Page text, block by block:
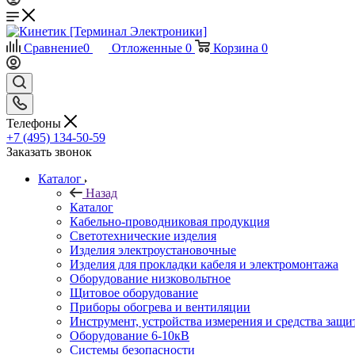
Сравнение0 Отложенные 0 Корзина 0
Телефоны
+7 (495) 134-50-59
Заказать звонок
Каталог
Назад
Каталог
Кабельно-проводниковая продукция
Светотехнические изделия
Изделия электроустановочные
Изделия для прокладки кабеля и электромонтажа
Оборудование низковольтное
Щитовое оборудование
Приборы обогрева и вентиляции
Инструмент, устройства измерения и средства
Оборудование 6-10кВ
Системы безопасности